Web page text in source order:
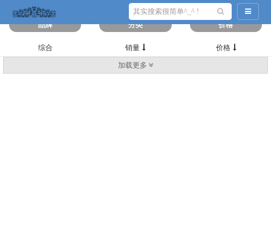
导航切
筛选出 0 条数据
品牌
分类 价格
综合 销量 价格
加载更多